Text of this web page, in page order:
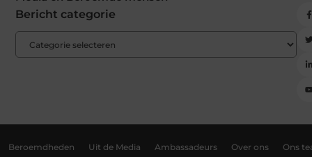
Bericht categorie
Beroemdheden Uit de Media Ambassadeurs Over ons Ons